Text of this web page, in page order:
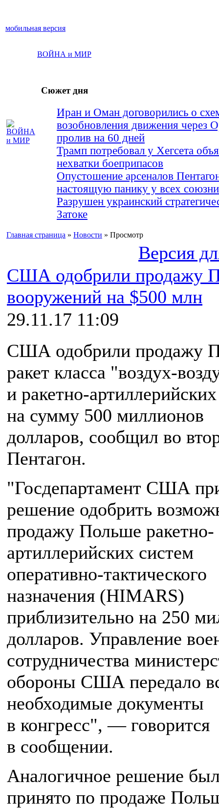
мобильная версия
ВОЙНА и МИР
Сюжет дня
Иран и Оман договорились о
возобновления движения через
пролив на 60 дней
Трамп потребовал у Хегсета
нехватки боеприпасов
Опустошение арсеналов
настоящую панику у всех
Разрушен украинский
Затоке
Главная страница » Новости » Просмотр
Версия
США одобрили продажу
вооружений на $500 млн
29.11.17 11:09
США одобрили продажу
ракет класса "воздух-
и ракетно-
на сумму 500 миллионов
долларов, сообщил во
Пентагон.
"Госдепартамент США
решение одобрить
продажу Польше ракетно-
артиллерийских систем
оперативно-тактического
назначения (HIMARS)
приблизительно на 250
долларов. Управление
сотрудничества
обороны США передало
необходимые документы
в конгресс", — говорится
в сообщении.
Аналогичное решение
принято по продаже